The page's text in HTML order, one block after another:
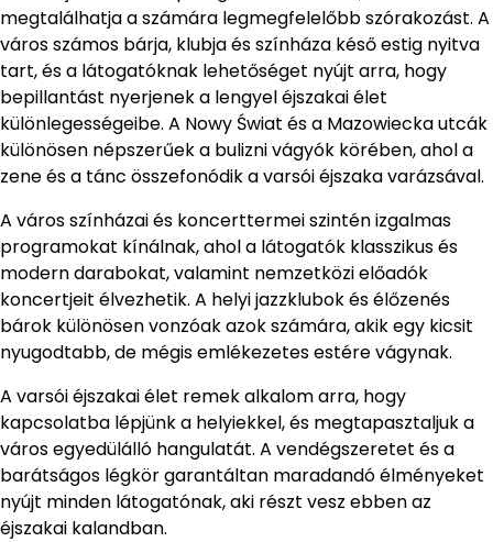
megtalálhatja a számára legmegfelelőbb szórakozást. A
város számos bárja, klubja és színháza késő estig nyitva
tart, és a látogatóknak lehetőséget nyújt arra, hogy
bepillantást nyerjenek a lengyel éjszakai élet
különlegességeibe. A Nowy Świat és a Mazowiecka utcák
különösen népszerűek a bulizni vágyók körében, ahol a
zene és a tánc összefonódik a varsói éjszaka varázsával.
A város színházai és koncerttermei szintén izgalmas
programokat kínálnak, ahol a látogatók klasszikus és
modern darabokat, valamint nemzetközi előadók
koncertjeit élvezhetik. A helyi jazzklubok és élőzenés
bárok különösen vonzóak azok számára, akik egy kicsit
nyugodtabb, de mégis emlékezetes estére vágynak.
A varsói éjszakai élet remek alkalom arra, hogy
kapcsolatba lépjünk a helyiekkel, és megtapasztaljuk a
város egyedülálló hangulatát. A vendégszeretet és a
barátságos légkör garantáltan maradandó élményeket
nyújt minden látogatónak, aki részt vesz ebben az
éjszakai kalandban.